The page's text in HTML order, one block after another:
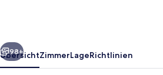
Weiter
98+
ÜbersichtZimmerLageRichtlinien